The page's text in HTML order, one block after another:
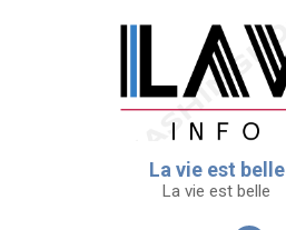
La vie est belle
La vie est belle